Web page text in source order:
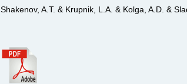
Shakenov, A.T. & Krupnik, L.A. & Kolga, A.D. &